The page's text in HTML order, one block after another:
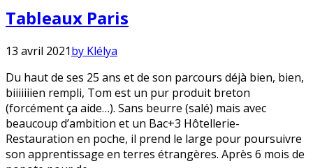
Tableaux Paris
13 avril 2021by Klélya
Du haut de ses 25 ans et de son parcours déjà bien, bien,
biiiiiiien rempli, Tom est un pur produit breton
(forcément ça aide…). Sans beurre (salé) mais avec
beaucoup d’ambition et un Bac+3 Hôtellerie-
Restauration en poche, il prend le large pour poursuivre
son apprentissage en terres étrangères. Après 6 mois de